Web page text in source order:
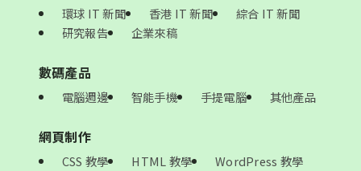
環球 IT 新聞 香港 IT 新聞
綜合 IT 新聞
研究報告
企業來稿
數碼產品
電腦週邊 智能手機 手提電腦 其他產品
網頁制作
CSS 教學 HTML 教學
WordPress 教學